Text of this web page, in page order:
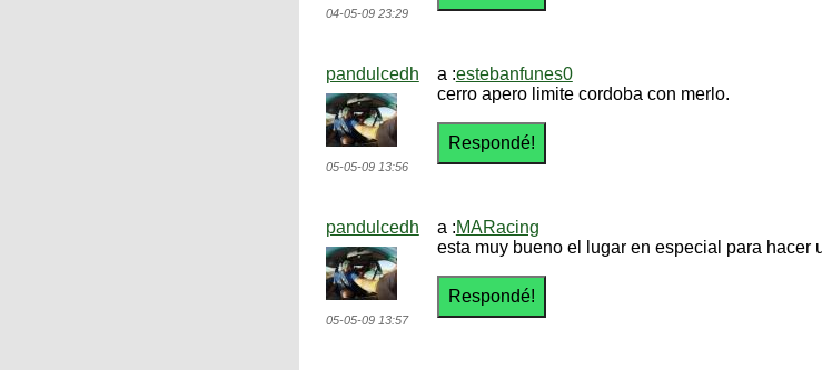
04-05-09 23:29
pandulcedh
05-05-09 13:56
a :estebanfunes0
cerro apero limite cordoba con merlo.
pandulcedh
05-05-09 13:57
a :MARacing
esta muy bueno el lugar en especial para hacer